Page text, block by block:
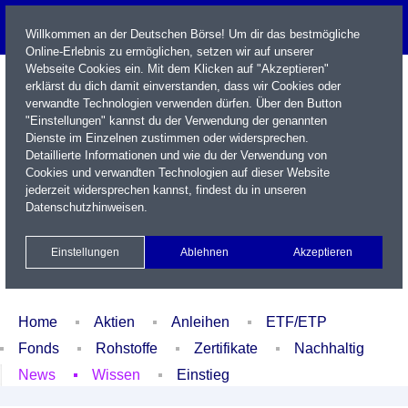
Name / WKN / ISIN / Kürzel
Xetra Realtime
Watchlist Portfolio Login
Home Aktien Anleihen
ETF/ETP
Fonds
Rohstoffe Zertifikate
Nachhaltig
News
Wissen Einstieg
Willkommen an der Deutschen Börse! Um dir das bestmögliche
Online-Erlebnis zu ermöglichen, setzen wir auf unserer
Webseite Cookies ein. Mit dem Klicken auf "Akzeptieren"
erklärst du dich damit einverstanden, dass wir Cookies oder
verwandte Technologien verwenden dürfen. Über den Button
"Einstellungen" kannst du der Verwendung der genannten
Dienste im Einzelnen zustimmen oder widersprechen.
Detaillierte Informationen und wie du der Verwendung von
Cookies und verwandten Technologien auf dieser Website
jederzeit widersprechen kannst, findest du in unseren
Datenschutzhinweisen.
Einstellungen Ablehnen Akzeptieren